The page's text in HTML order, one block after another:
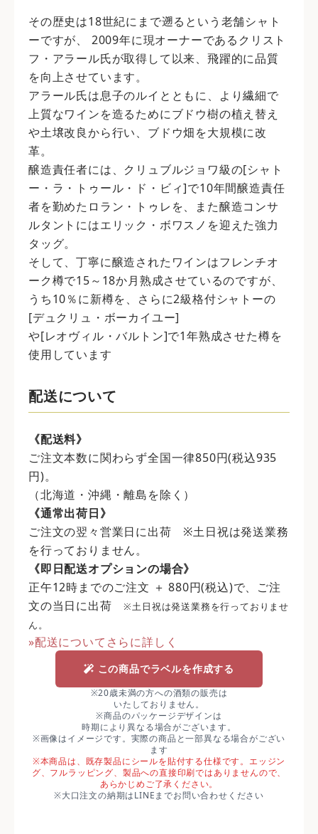
その歴史は18世紀にまで遡るという老舗シャト
ーですが、 2009年に現オーナーであるクリスト
フ・アラール氏が取得して以来、飛躍的に品質
を向上させています。
アラール氏は息子のルイとともに、より繊細で
上質なワインを造るためにブドウ樹の植え替え
や土壌改良から行い、ブドウ畑を大規模に改
革。
醸造責任者には、クリュブルジョワ級の[シャト
ー・ラ・トゥール・ド・ビィ]で10年間醸造責任
者を勤めたロラン・トゥレを、また醸造コンサ
ルタントにはエリック・ボワスノを迎えた強力
タッグ。
そして、丁寧に醸造されたワインはフレンチオ
ーク樽で15～18か月熟成させているのですが、
うち10％に新樽を、さらに2級格付シャトーの
[デュクリュ・ボーカイユー]
や[レオヴィル・バルトン]で1年熟成させた樽を
使用しています
配送について
《配送料》
ご注文本数に関わらず全国一律850円(税込935
円)。
（北海道・沖縄・離島を除く）
《通常出荷日》
ご注文の翌々営業日に出荷 ※土日祝は発送業務
を行っておりません。
《即日配送オプションの場合》
正午12時までのご注文 ＋ 880円(税込)で、ご注
文の当日に出荷※土日祝は発送業務を行っておりませ
ん。
»配送についてさらに詳しく
この商品でラベルを作成する
※20歳未満の方への酒類の販売は
いたしておりません。
※商品のパッケージデザインは
時期により異なる場合がございます。
※画像はイメージです。実際の商品と一部異なる場合がござい
ます
※本商品は、既存製品にシールを貼付する仕様です。エッジン
グ、フルラッピング、製品への直接印刷ではありませんので、
あらかじめご了承ください。
※大口注文の納期はLINEまでお問い合わせください